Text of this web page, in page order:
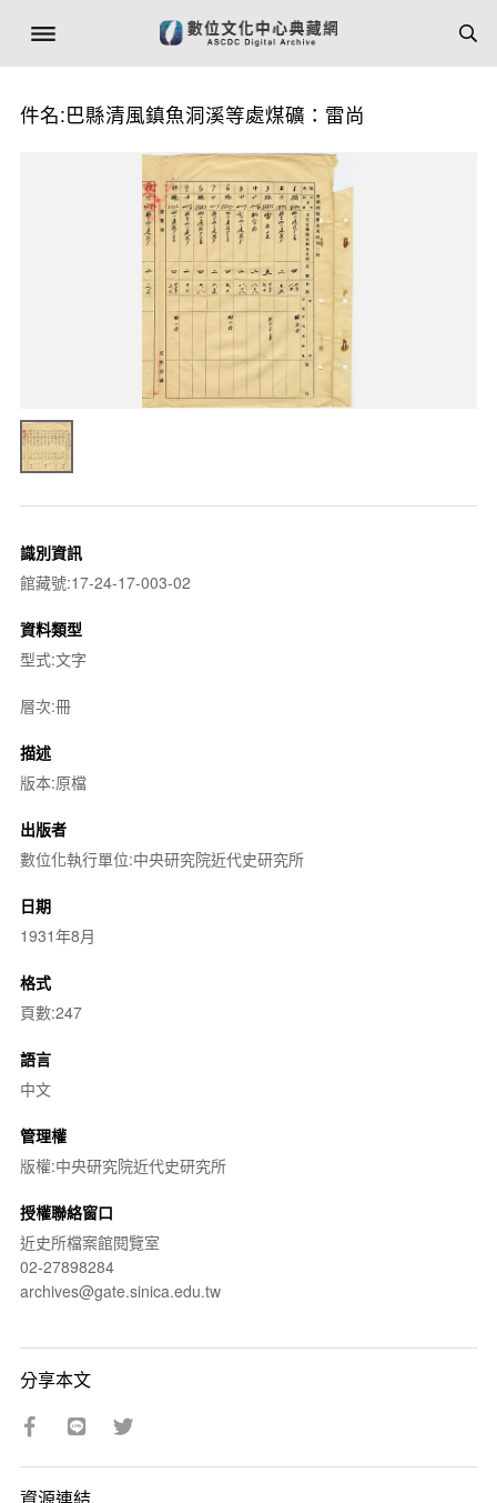
件名:巴縣清風鎮魚洞溪等處煤礦：雷尚
識別資訊
館藏號:17-24-17-003-02
資料類型
型式:文字
層次:冊
描述
版本:原檔
出版者
數位化執行單位:中央研究院近代史研究所
日期
1931年8月
格式
頁數:247
語言
中文
管理權
版權:中央研究院近代史研究所
授權聯絡窗口
近史所檔案館閱覽室
02-27898284
archives@gate.sinica.edu.tw
分享本文